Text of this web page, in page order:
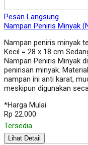
Pesan Langsung
Nampan Peniris Minyak
Nampan peniris minyak
Kecil = 28 x 18 cm
Nampan Peniris Minyak
penirisan minyak.
nampan ini anti karat,
meskipun digunakan
*Harga Mulai
Rp 22.000
Tersedia
Lihat Detail